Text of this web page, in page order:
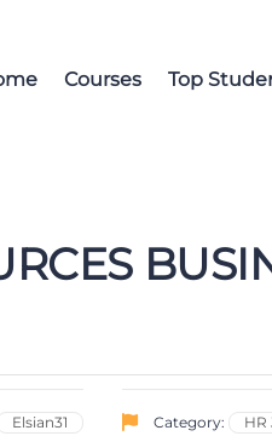
Courses Top
Elsian31 Category: HR